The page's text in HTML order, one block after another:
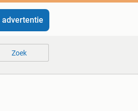
advertentie
Zoek